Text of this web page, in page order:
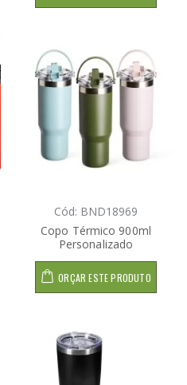
Cód: BND18969
Copo Térmico 900ml
Personalizado
ORÇAR ESTE PRODUTO